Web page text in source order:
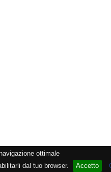
ottimale
dal tuo browser.
Accetto
- Lic. SIAE 2552/1/2523 - Visitor # 93.896.329